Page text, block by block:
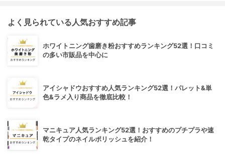
よく見られている人気おすすめ記事
ホワイトニング歯磨き粉おすすめランキング52選！口コミ
の多い市販品を中心に
アイシャドウおすすめ人気ランキング52選！パレット&単
色&ラメ入り商品を徹底比較！
マニキュア人気ランキング52選！おすすめのプチプラや速
乾タイプのネイルポリッシュを紹介！